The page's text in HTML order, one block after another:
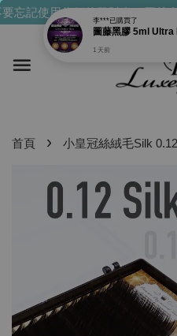
忘記使用你們的發財金！買越多
首頁 › 小皇冠絲絨毛Silk
李***已購買了
圖藤黑膠 5ml Ultra
1 天前